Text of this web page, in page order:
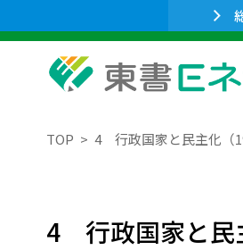
TOP 4 行政国家と民主化（
4 行政国家と民